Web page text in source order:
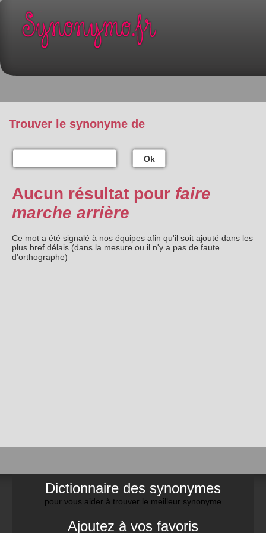
Trouver le synonyme de
Ok
Aucun résultat pour faire
marche arrière
Ce mot a été signalé à nos équipes afin qu'il soit ajouté dans les
plus bref délais (dans la mesure ou il n'y a pas de faute
d'orthographe)
Dictionnaire des synonymes
pour vous aider à trouver le meilleur synonyme
Ajoutez à vos favoris